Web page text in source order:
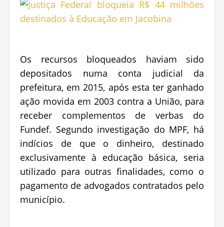
Os recursos bloqueados haviam sido
depositados numa conta judicial da
prefeitura, em 2015, após esta ter ganhado
ação movida em 2003 contra a União, para
receber complementos de verbas do
Fundef. Segundo investigação do MPF, há
indícios de que o dinheiro, destinado
exclusivamente à educação básica, seria
utilizado para outras finalidades, como o
pagamento de advogados contratados pelo
município.